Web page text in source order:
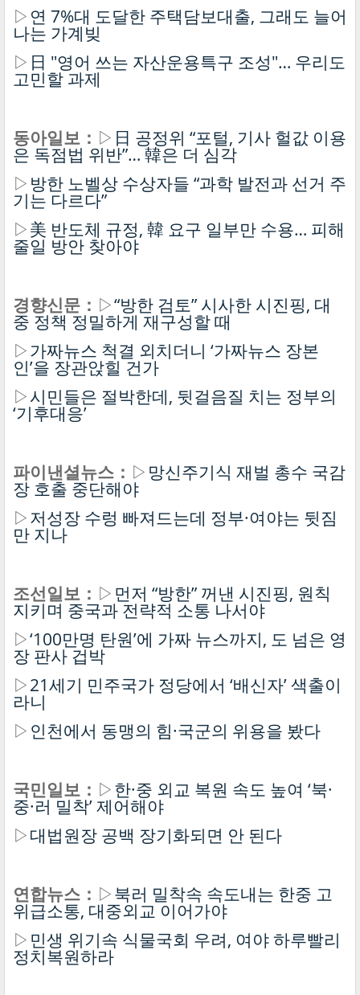
▷ 연 7%대 도달한 주택담보대출, 그래도 늘어
나는 가계빚
▷ 日 "영어 쓰는 자산운용특구 조성"… 우리도
고민할 과제
동아일보： ▷ 日 공정위 “포털, 기사 헐값 이용
은 독점법 위반”… 韓은 더 심각
▷ 방한 노벨상 수상자들 “과학 발전과 선거 주
기는 다르다”
▷美 반도체 규정, 韓 요구 일부만 수용… 피해
줄일 방안 찾아야
경향신문： ▷“방한 검토” 시사한 시진핑, 대
중 정책 정밀하게 재구성할 때
▷가짜뉴스 척결 외치더니 ‘가짜뉴스 장본
인’을 장관앉힐 건가
▷시민들은 절박한데, 뒷걸음질 치는 정부의
‘기후대응’
파이낸셜뉴스： ▷ 망신주기식 재벌 총수 국감
장 호출 중단해야
▷저성장 수렁 빠져드는데 정부·여야는 뒷짐
만 지나
조선일보： ▷ 먼저 “방한” 꺼낸 시진핑, 원칙
지키며 중국과 전략적 소통 나서야
▷‘100만명 탄원’에 가짜 뉴스까지, 도 넘은 영
장 판사 겁박
▷21세기 민주국가 정당에서 ‘배신자’ 색출이
라니
▷ 인천에서 동맹의 힘·국군의 위용을 봤다
국민일보： ▷한·중 외교 복원 속도 높여 ‘북·
중·러 밀착’ 제어해야
▷대법원장 공백 장기화되면 안 된다
연합뉴스： ▷북러 밀착속 속도내는 한중 고
위급소통, 대중외교 이어가야
▷ 민생 위기속 식물국회 우려, 여야 하루빨리
정치복원하라